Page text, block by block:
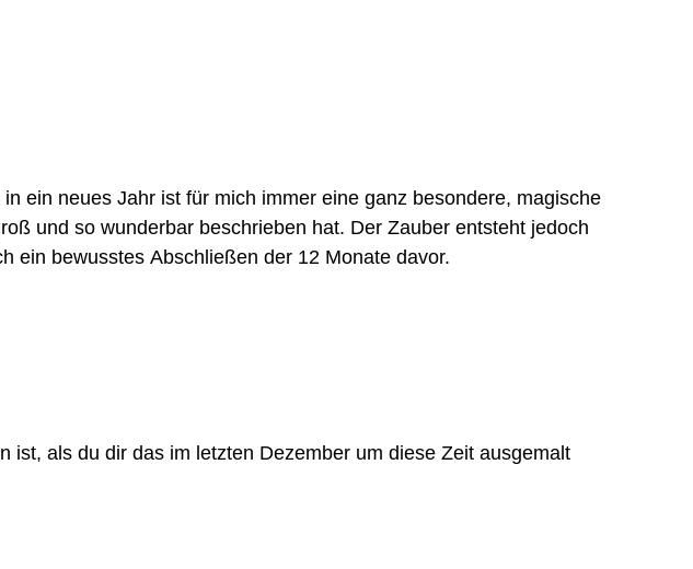
ein neues Jahr ist für mich immer eine ganz besondere, magische
und so wunderbar beschrieben hat. Der Zauber entsteht jedoch
ein bewusstes Abschließen der 12 Monate davor.
als du dir das im letzten Dezember um diese Zeit ausgemalt